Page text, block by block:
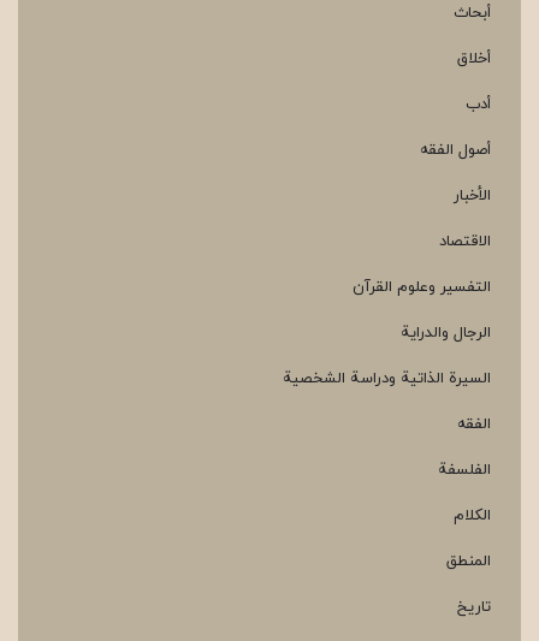
أبحاث
أخلاق
أدب
أصول الفقه
الأخبار
الاقتصاد
التفسير وعلوم القرآن
الرجال والدراية
السيرة الذاتية ودراسة الشخصية
الفقه
الفلسفة
الكلام
المنطق
تاريخ